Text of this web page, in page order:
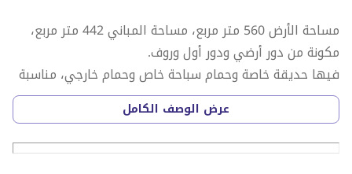
مساحة الأرض 560 متر مربع، مساحة المباني 442 متر مربع،
مكونة من دور أرضي ودور أول وروف.
فيها حديقة خاصة وحمام سباحة خاص وحمام خارجي، مناسبة
للاستخدام العائلي اليومي.
عرض الوصف الكامل